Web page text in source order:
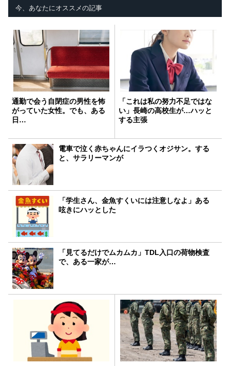
今、あなたにオススメの記事
通勤で会う自閉症の男性を怖
がっていた女性。でも、ある
日…
「これは私の努力不足ではな
い」長崎の高校生が…ハッと
する主張
電車で泣く赤ちゃんにイラつくオジサン。する
と、サラリーマンが
「学生さん、金魚すくいには注意しなよ」ある
呟きにハッとした
「見てるだけでムカムカ」TDL入口の荷物検査
で、ある一家が…